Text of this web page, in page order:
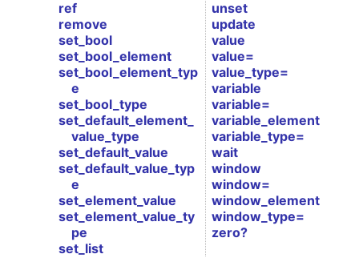
ref
remove
set_bool
set_bool_element
set_bool_element_typ
e
set_bool_type
set_default_element_
value_type
set_default_value
set_default_value_typ
e
set_element_value
set_element_value_ty
pe
set_list
unset
update
value
value=
value_type=
variable
variable=
variable_element
variable_type=
wait
window
window=
window_element
window_type=
zero?